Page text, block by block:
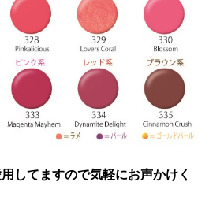
してますので気軽にお声かけく